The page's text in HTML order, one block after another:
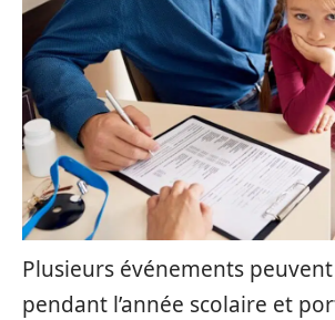
Plusieurs événements
pendant l’année scolaire et